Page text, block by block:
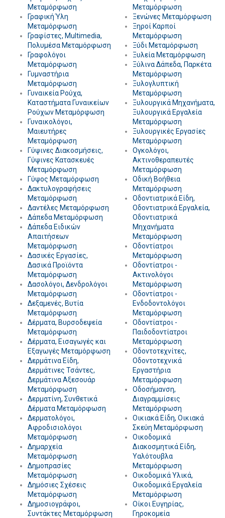
Μεταμόρφωση
Γραφική Ύλη
Μεταμόρφωση
Γραφίστες, Multimedia,
Πολυμέσα Μεταμόρφωση
Γραφολόγοι
Μεταμόρφωση
Γυμναστήρια
Μεταμόρφωση
Γυναικεία Ρούχα,
Καταστήματα Γυναικείων
Ρούχων Μεταμόρφωση
Γυναικολόγοι,
Μαιευτήρες
Μεταμόρφωση
Γύψινες Διακοσμήσεις,
Γύψινες Κατασκευές
Μεταμόρφωση
Γύψος Μεταμόρφωση
Δακτυλογραφήσεις
Μεταμόρφωση
Δαντέλες Μεταμόρφωση
Δάπεδα Μεταμόρφωση
Δάπεδα Ειδικών
Απαιτήσεων
Μεταμόρφωση
Δασικές Εργασίες,
Δασικά Προϊόντα
Μεταμόρφωση
Δασολόγοι, Δενδρολόγοι
Μεταμόρφωση
Δεξαμενές, Βυτία
Μεταμόρφωση
Δέρματα, Βυρσοδεψεία
Μεταμόρφωση
Δέρματα, Εισαγωγές και
Εξαγωγές Μεταμόρφωση
Δερμάτινα Είδη,
Δερμάτινες Τσάντες,
Δερμάτινα Αξεσουάρ
Μεταμόρφωση
Δερματίνη, Συνθετικά
Δέρματα Μεταμόρφωση
Δερματολόγοι,
Αφροδισιολόγοι
Μεταμόρφωση
Δημαρχεία
Μεταμόρφωση
Δημοπρασίες
Μεταμόρφωση
Δημόσιες Σχέσεις
Μεταμόρφωση
Δημοσιογράφοι,
Συντάκτες Μεταμόρφωση
Μεταμόρφωση
Ξενώνες Μεταμόρφωση
Ξηροί Καρποί
Μεταμόρφωση
Ξύδι Μεταμόρφωση
Ξυλεία Μεταμόρφωση
Ξύλινα Δάπεδα, Παρκέτα
Μεταμόρφωση
Ξυλογλυπτική
Μεταμόρφωση
Ξυλουργικά Μηχανήματα,
Ξυλουργικά Εργαλεία
Μεταμόρφωση
Ξυλουργικές Εργασίες
Μεταμόρφωση
Ογκολόγοι,
Ακτινοθεραπευτές
Μεταμόρφωση
Οδική Βοήθεια
Μεταμόρφωση
Οδοντιατρικά Είδη,
Οδοντιατρικά Εργαλεία,
Οδοντιατρικά
Μηχανήματα
Μεταμόρφωση
Οδοντίατροι
Μεταμόρφωση
Οδοντίατροι -
Ακτινολόγοι
Μεταμόρφωση
Οδοντίατροι -
Ενδοδοντολόγοι
Μεταμόρφωση
Οδοντίατροι -
Παιδοδοντίατροι
Μεταμόρφωση
Οδοντοτεχνίτες,
Οδοντοτεχνικά
Εργαστήρια
Μεταμόρφωση
Οδοσήμανση,
Διαγραμμίσεις
Μεταμόρφωση
Οικιακά Είδη, Οικιακά
Σκεύη Μεταμόρφωση
Οικοδομικά
Διακοσμητικά Είδη,
Υαλότουβλα
Μεταμόρφωση
Οικοδομικά Υλικά,
Οικοδομικά Εργαλεία
Μεταμόρφωση
Οίκοι Ευγηρίας,
Γηροκομεία